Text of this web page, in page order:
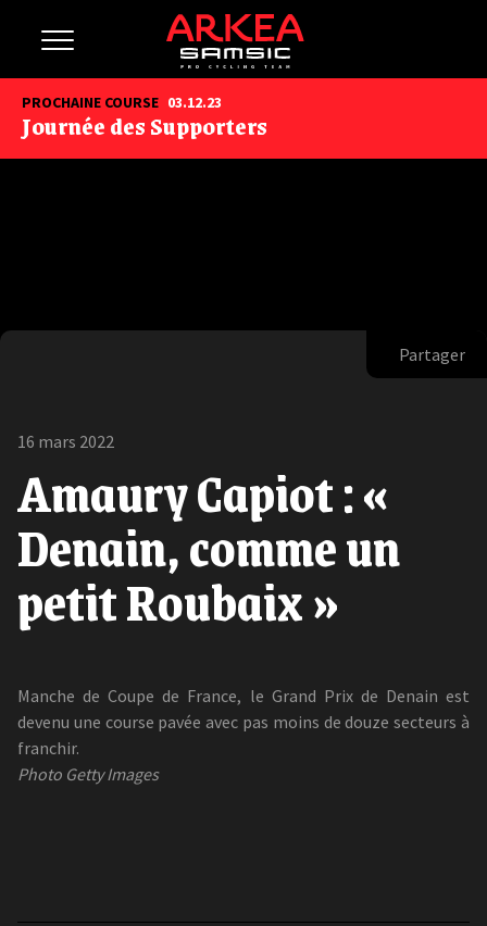
PROCHAINE COURSE 03.12.23
Journée des Supporters
Partager
16 mars 2022
Amaury Capiot : «
Denain, comme un
petit Roubaix »
Manche de Coupe de France, le Grand Prix de Denain est
devenu une course pavée avec pas moins de douze secteurs à
franchir.
Photo Getty Images